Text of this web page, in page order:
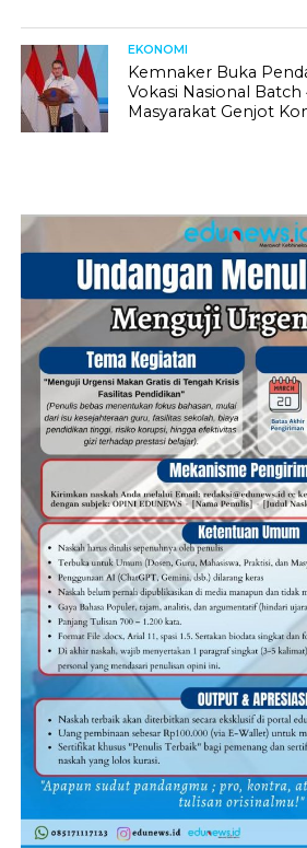
EKONOMI
Kemnaker Buka
Vokasi Nasional Batch
Masyarakat Genjot